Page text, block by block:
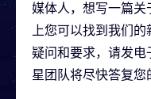
媒体人，想写一篇
上您可以找到我们
疑问和要求，请发电
星团队将尽快答复您